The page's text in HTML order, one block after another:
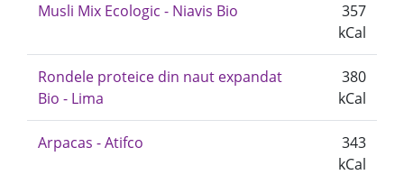
Musli Mix Ecologic - Niavis Bio
357
kCal
Rondele proteice din naut expandat
Bio - Lima
380
kCal
Arpacas - Atifco
343
kCal